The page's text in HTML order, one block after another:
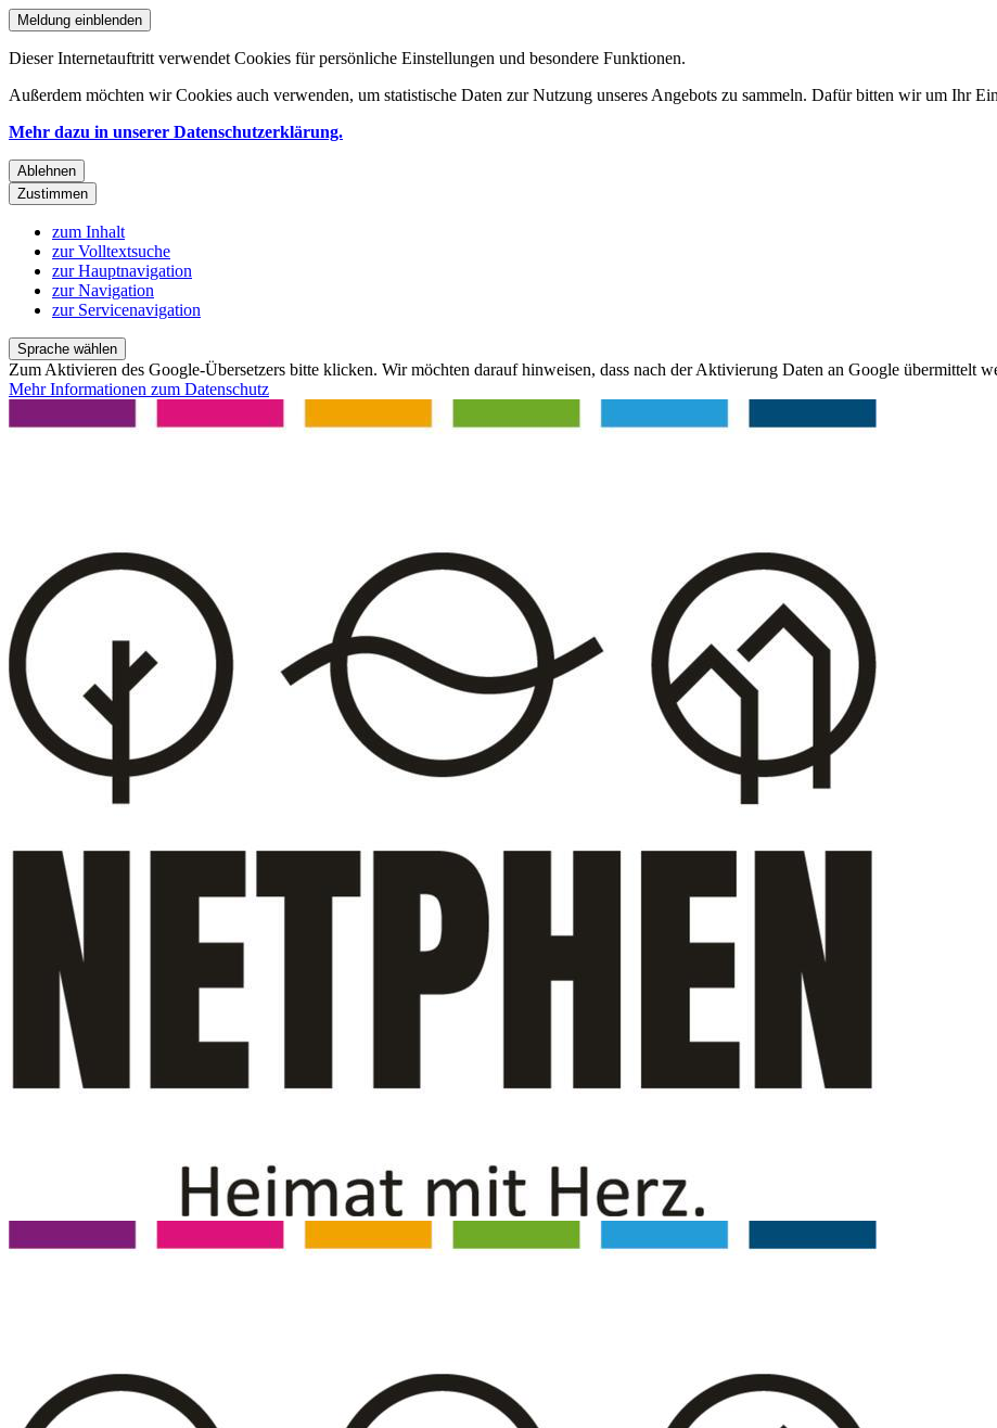
Meldung einblenden
Dieser Internetauftritt verwendet Cookies für persönliche Einstellungen und besondere Funktionen.
Außerdem möchten wir Cookies auch verwenden, um statistische Daten zur Nutzung unseres Angebots zu sammeln. Dafür bitten wir um Ihr
Mehr dazu in unserer Datenschutzerklärung.
Ablehnen
Zustimmen
zum Inhalt
zur Volltextsuche
zur Hauptnavigation
zur Navigation
zur Servicenavigation
Sprache wählen
Zum Aktivieren des Google-Übersetzers bitte klicken. Wir möchten darauf hinweisen, dass nach der Aktivierung Daten an Google übermittelt
Mehr Informationen zum Datenschutz